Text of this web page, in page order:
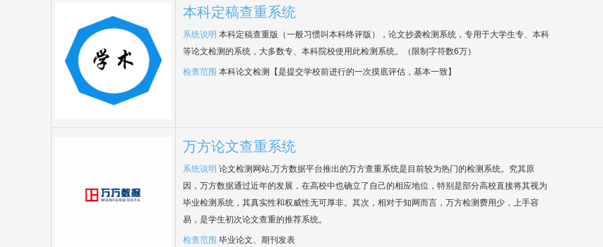
本科定稿查重系统
系统说明 本科定稿查重版（一般习惯叫本科终评版），论文抄袭检测系统，专用于大学生专、本科
等论文检测的系统，大多数专、本科院校使用此检测系统。（限制字符数6万）
检查范围 本科论文检测【是提交学校前进行的一次摸底评估，基本一致】
万方论文查重系统
系统说明 论文检测网站,万方数据平台推出的万方查重系统是目前较为热门的检测系统。究其原
因，万方数据通过近年的发展，在高校中也确立了自己的相应地位，特别是部分高校直接将其视为
毕业检测系统，其真实性和权威性无可厚非。其次，相对于知网而言，万方检测费用少，上手容
易，是学生初次论文查重的推荐系统。
检查范围 毕业论文、期刊发表